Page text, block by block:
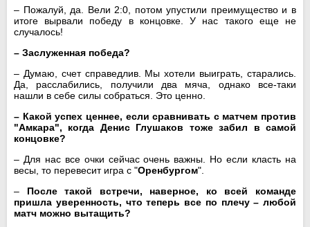
– Пожалуй, да. Вели 2:0, потом упустили преимущество и в
итоге вырвали победу в концовке. У нас такого еще не
случалось!
– Заслуженная победа?
– Думаю, счет справедлив. Мы хотели выиграть, старались.
Да, расслабились, получили два мяча, однако все-таки
нашли в себе силы собраться. Это ценно.
– Какой успех ценнее, если сравнивать с матчем против
"Амкара", когда Денис Глушаков тоже забил в самой
концовке?
– Для нас все очки сейчас очень важны. Но если класть на
весы, то перевесит игра с "Оренбургом".
– После такой встречи, наверное, ко всей команде
пришла уверенность, что теперь все по плечу – любой
матч можно вытащить?